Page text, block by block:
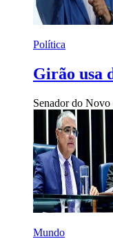
Política
Girão usa
Senador do Novo
Mundo